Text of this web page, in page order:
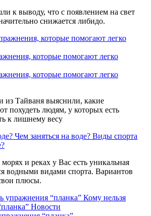
к выводу, что с появлением на свет
снижается либидо.
которые помогают легко
которые помогают легко
из Тайваня выяснили, какие
похудеть людям, у которых есть
к лишнему весу
Чем заняться на воде? Виды спорта
и реках у Вас есть уникальная
водными видами спорта. Вариантов
плюсы.
Кому нельзя
Новости